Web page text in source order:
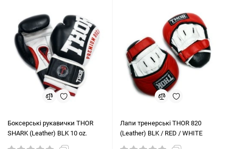
Боксерські рукавички THOR
SHARK (Leather) BLK 10 oz.
Лапи тренерські THOR 820
(Leather) BLK / RED / WHITE